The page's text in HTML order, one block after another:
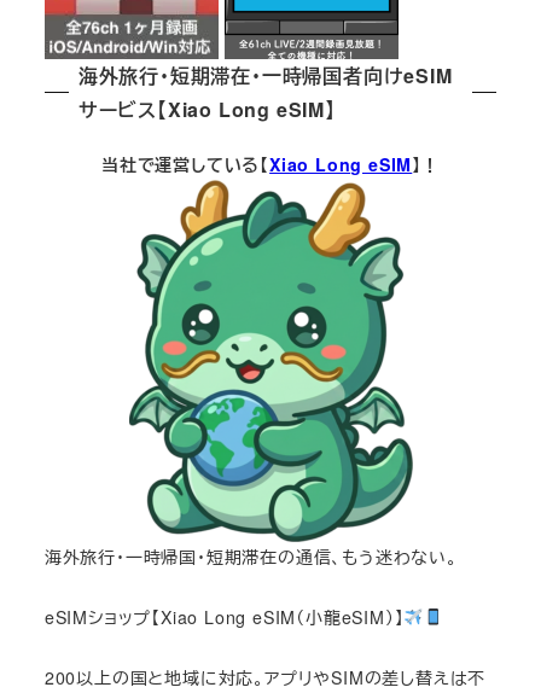
海外旅行・短期滞在・一時帰国者向けeSIM
サービス【Xiao Long eSIM】
当社で運営している【Xiao Long eSIM】！
海外旅行・一時帰国・短期滞在の通信、もう迷わない。
eSIMショップ【Xiao Long eSIM（小龍eSIM）】
200以上の国と地域に対応。アプリやSIMの差し替えは不